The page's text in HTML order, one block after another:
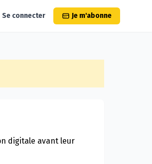
Se connecter Je m'abonne
digitale avant leur